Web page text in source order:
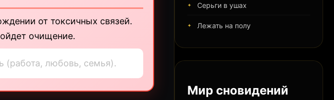
от токсичных связей.
очищение.
(работа, любовь, семья).
Серьги в ушах
Лежать на полу
Мир сновидений